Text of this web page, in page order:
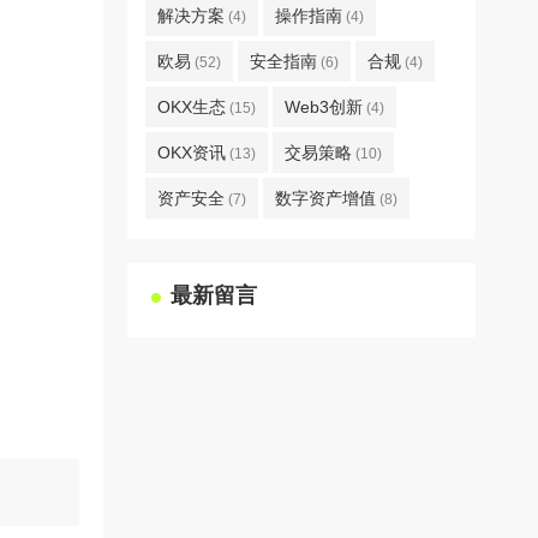
解决方案 (4) 操作指南 (4)
欧易 (52) 安全指南 (6) 合规 (4)
OKX生态 (15) Web3创新 (4)
OKX资讯 (13) 交易策略 (10)
资产安全 (7) 数字资产增值 (8)
最新留言